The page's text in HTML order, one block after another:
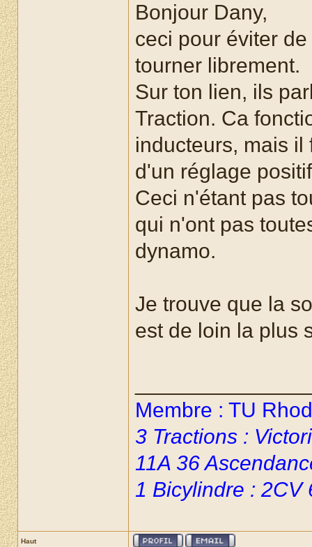
Bonjour Dany,
ceci pour éviter
tourner librement.
Sur ton lien, ils
Traction. Ca
inducteurs, mais
d'un réglage
Ceci n'étant pas
qui n'ont pas
dynamo.
Je trouve que la
est de loin la plus
Membre : TU
3 Tractions :
11A 36
1 Bicylindre : 2CV
Haut